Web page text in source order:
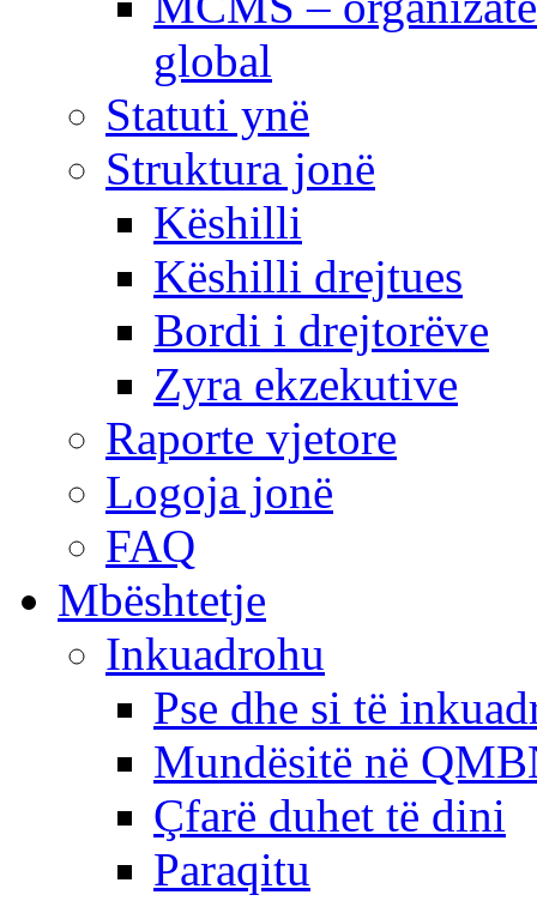
global
Statuti ynë
Struktura jonë
Këshilli
Këshilli drejtues
Bordi i drejtorëve
Zyra ekzekutive
Raporte vjetore
Logoja jonë
FAQ
Mbështetje
Inkuadrohu
Pse dhe si të
Mundësitë në
Çfarë duhet të dini
Paraqitu